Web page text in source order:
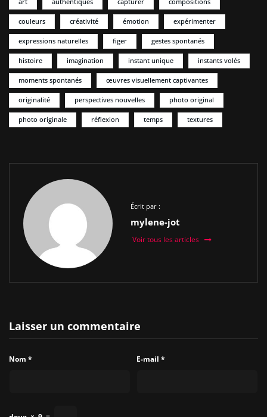
art authentiques capturer compositions
couleurs créativité émotion expérimenter
expressions naturelles figer gestes spontanés
histoire imagination instant unique instants volés
moments spontanés œuvres visuellement captivantes
originalité perspectives nouvelles photo original
photo originale réflexion temps textures
Écrit par :
mylene-jot
Voir tous les articles
Laisser un commentaire
Nom * E-mail *